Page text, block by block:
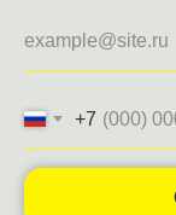
+7